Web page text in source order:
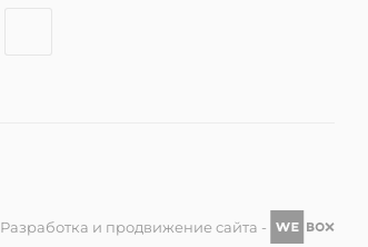
Разработка и продвижение сайта -